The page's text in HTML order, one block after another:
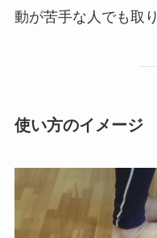
動が苦手な人でも取
使い方のイメージ